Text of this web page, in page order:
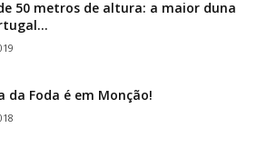
50 metros de altura: a maior duna
da Foda é em Monção!